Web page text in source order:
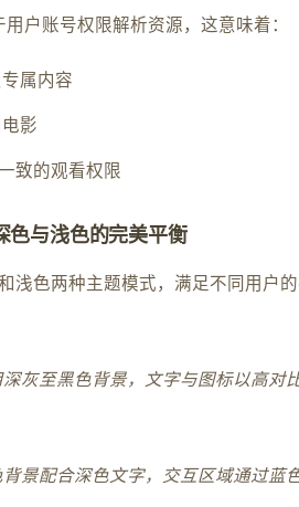
用户账号权限解析资源，这意味着：
属内容
影
致的观看权限
色与浅色的完美平衡
浅色两种主题模式，满足不同用户
灰至黑色背景，文字与图标以高
景配合深色文字，交互区域通过